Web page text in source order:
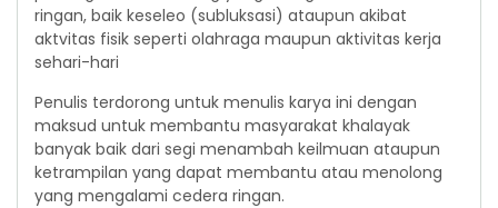
ringan, baik keseleo (subluksasi) ataupun akibat
aktvitas fisik seperti olahraga maupun aktivitas kerja
sehari-hari
Penulis terdorong untuk menulis karya ini dengan
maksud untuk membantu masyarakat khalayak
banyak baik dari segi menambah keilmuan ataupun
ketrampilan yang dapat membantu atau menolong
yang mengalami cedera ringan.